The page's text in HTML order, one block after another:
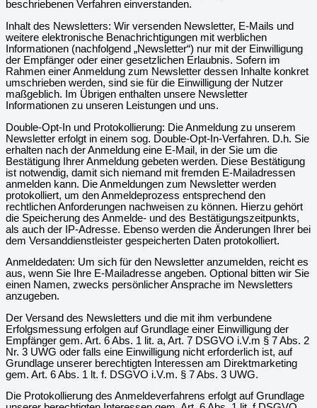
beschriebenen Verfahren einverstanden.
Inhalt des Newsletters: Wir versenden Newsletter, E-Mails und
weitere elektronische Benachrichtigungen mit werblichen
Informationen (nachfolgend „Newsletter“) nur mit der Einwilligung
der Empfänger oder einer gesetzlichen Erlaubnis. Sofern im
Rahmen einer Anmeldung zum Newsletter dessen Inhalte konkret
umschrieben werden, sind sie für die Einwilligung der Nutzer
maßgeblich. Im Übrigen enthalten unsere Newsletter
Informationen zu unseren Leistungen und uns.
Double-Opt-In und Protokollierung: Die Anmeldung zu unserem
Newsletter erfolgt in einem sog. Double-Opt-In-Verfahren. D.h. Sie
erhalten nach der Anmeldung eine E-Mail, in der Sie um die
Bestätigung Ihrer Anmeldung gebeten werden. Diese Bestätigung
ist notwendig, damit sich niemand mit fremden E-Mailadressen
anmelden kann. Die Anmeldungen zum Newsletter werden
protokolliert, um den Anmeldeprozess entsprechend den
rechtlichen Anforderungen nachweisen zu können. Hierzu gehört
die Speicherung des Anmelde- und des Bestätigungszeitpunkts,
als auch der IP-Adresse. Ebenso werden die Änderungen Ihrer bei
dem Versanddienstleister gespeicherten Daten protokolliert.
Anmeldedaten: Um sich für den Newsletter anzumelden, reicht es
aus, wenn Sie Ihre E-Mailadresse angeben. Optional bitten wir Sie
einen Namen, zwecks persönlicher Ansprache im Newsletters
anzugeben.
Der Versand des Newsletters und die mit ihm verbundene
Erfolgsmessung erfolgen auf Grundlage einer Einwilligung der
Empfänger gem. Art. 6 Abs. 1 lit. a, Art. 7 DSGVO i.V.m § 7 Abs. 2
Nr. 3 UWG oder falls eine Einwilligung nicht erforderlich ist, auf
Grundlage unserer berechtigten Interessen am Direktmarketing
gem. Art. 6 Abs. 1 lt. f. DSGVO i.V.m. § 7 Abs. 3 UWG.
Die Protokollierung des Anmeldeverfahrens erfolgt auf Grundlage